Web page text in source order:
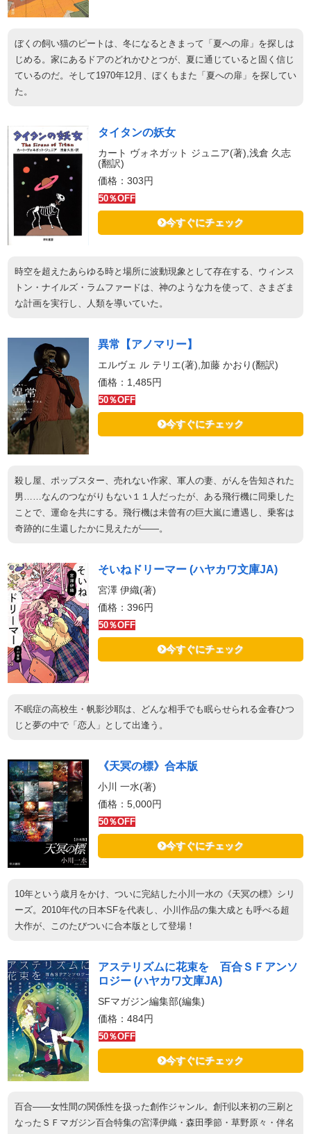
ぼくの飼い猫のピートは、冬になるときまって「夏への扉」を探しは
じめる。家にあるドアのどれかひとつが、夏に通じていると固く信じ
ているのだ。そして1970年12月、ぼくもまた「夏への扉」を探してい
た。
タイタンの妖女
カート ヴォネガット ジュニア(著),浅倉 久志
(翻訳)
価格：303円
50％OFF
今すぐにチェック
時空を超えたあらゆる時と場所に波動現象として存在する、ウィンス
トン・ナイルズ・ラムファードは、神のような力を使って、さまざま
な計画を実行し、人類を導いていた。
異常【アノマリー】
エルヴェ ル テリエ(著),加藤 かおり(翻訳)
価格：1,485円
50％OFF
今すぐにチェック
殺し屋、ポップスター、売れない作家、軍人の妻、がんを告知された
男……なんのつながりもない１１人だったが、ある飛行機に同乗した
ことで、運命を共にする。飛行機は未曾有の巨大嵐に遭遇し、乗客は
奇跡的に生還したかに見えたが――。
そいねドリーマー (ハヤカワ文庫JA)
宮澤 伊織(著)
価格：396円
50％OFF
今すぐにチェック
不眠症の高校生・帆影沙耶は、どんな相手でも眠らせられる金春ひつ
じと夢の中で「恋人」として出逢う。
《天冥の標》合本版
小川 一水(著)
価格：5,000円
50％OFF
今すぐにチェック
10年という歳月をかけ、ついに完結した小川一水の《天冥の標》シリ
ーズ。2010年代の日本SFを代表し、小川作品の集大成とも呼べる超
大作が、このたびついに合本版として登場！
アステリズムに花束を 百合ＳＦアンソ
ロジー (ハヤカワ文庫JA)
SFマガジン編集部(編集)
価格：484円
50％OFF
今すぐにチェック
百合――女性間の関係性を扱った創作ジャンル。創刊以来初の三刷と
なったＳＦマガジン百合特集の宮澤伊織・森田季節・草野原々・伴名